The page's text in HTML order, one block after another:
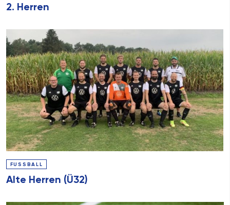
2. Herren
FUSSBALL
Alte Herren (Ü32)